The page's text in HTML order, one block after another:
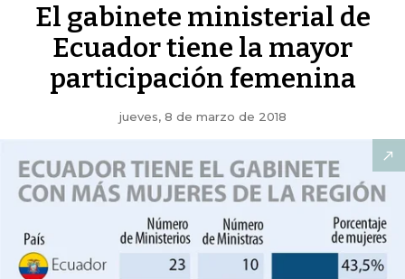
El gabinete ministerial de
Ecuador tiene la mayor
participación femenina
jueves, 8 de marzo de 2018